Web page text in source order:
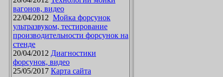
вагонов, видео
22/04/2012 Мойка форсунок
ультразвуком, тестирование
производительности форсунок на
стенде
20/04/2012 Диагностики
форсунок, видео
25/05/2017 Карта сайта